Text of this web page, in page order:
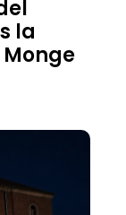
la